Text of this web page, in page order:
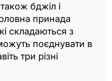
бджіл і
принада
складаються з
поєднувати в
три різні